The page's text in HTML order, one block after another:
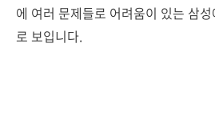
에 여러 문제들로 어려움이 있는 삼
로 보입니다.